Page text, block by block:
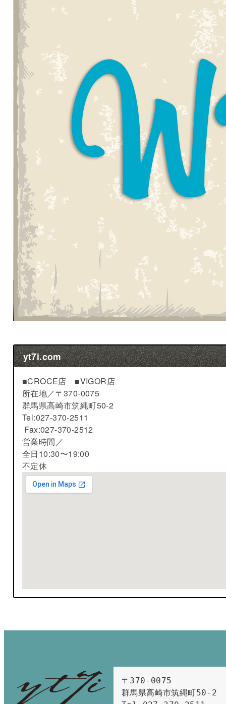
yt7i.com
■CROCE店 ■VIGOR店
所在地／〒370-0075
群馬県高崎市筑縄町50-2
Tel:027-370-2511
Fax:027-370-2512
営業時間／
全日10:30〜19:00
不定休
〒370-0075
群馬県高崎市筑縄町50-2